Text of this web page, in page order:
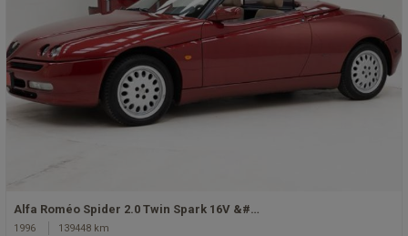
Alfa Roméo Spider 2.0 Twin Spark 16V &#…
1996 139448 km